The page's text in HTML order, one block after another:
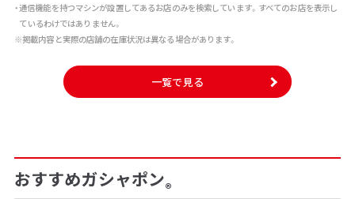
・通信機能を持つマシンが設置してあるお店のみを検索しています。すべてのお店を表示し
ているわけではありません。
※掲載内容と実際の店舗の在庫状況は異なる場合があります。
一覧で見る
おすすめガシャポン®